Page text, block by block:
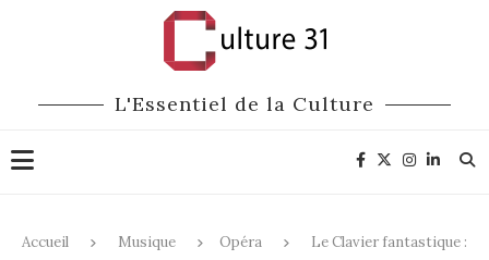
L'Essentiel de la Culture
Accueil Musique Opéra
Le Clavier fantastique :